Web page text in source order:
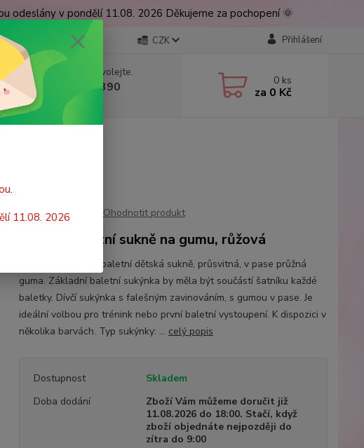
odeslány v pondělí 11.08. 2026 Děkujeme za pochopení 🌞
CZK Přihlášení
Nevíte si rady? Zavolejte.
+420 777 224 390
(Po-Pá, 9-17 hod.)
0 ks
za 0 Kč
Ohodnotit produkt
Dětská baletní sukně na gumu, růžová
Klasická lehoučká baletní dětská sukně, průsvitná, v pase průžná
guma. Základní baletní sukýnka by měla být součástí šatníku každé
baletky. Dívčí sukýnka s falešným zavinováním, s gumou v pase. Je
ideální volbou pro trénink nebo první baletní vystoupení. K dispozici v
několika barvách. Typ sukýnky: ... celý popis
Dostupnost
Skladem
Doba dodání
Zboží Vám můžeme doručit již
11.08.2026 do 18:00. Stačí, když
zboží objednáte nejpozději do
zítra do 9:00
11.08. 2026